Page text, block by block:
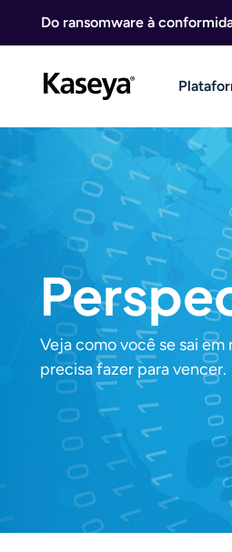
Do ransomware à
Veja como você se sai
precisa fazer para vencer.